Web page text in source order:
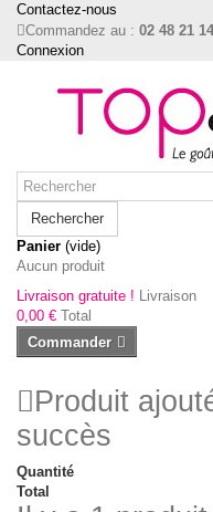
Contactez-nous
Commandez au : 02 48 21
Connexion
Rechercher
Panier (vide)
Aucun produit
Livraison gratuite ! Livraison
0,00 € Total
Commander
Produit
succès
Quantité
Total